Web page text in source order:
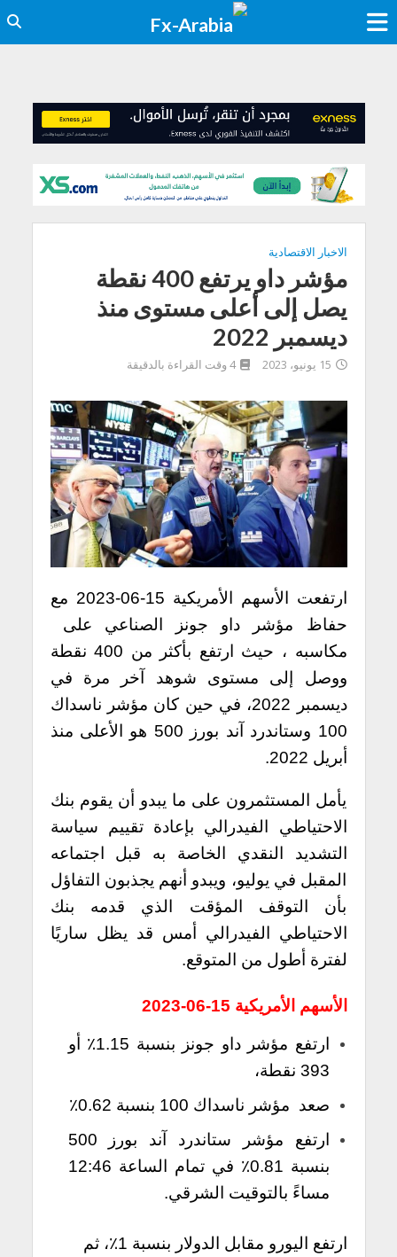
الاخبار الاقتصادية
مؤشر داو يرتفع 400 نقطة
يصل إلى أعلى مستوى منذ
ديسمبر 2022
15 يونيو، 2023 4 وقت القراءة بالدقيقة
ارتفعت الأسهم الأمريكية 15-06-2023 مع
حفاظ مؤشر داو جونز الصناعي على
مكاسبه ، حيث ارتفع بأكثر من 400 نقطة
ووصل إلى مستوى شوهد آخر مرة في
ديسمبر 2022، في حين كان مؤشر ناسداك
100 وستاندرد آند بورز 500 هو الأعلى منذ
أبريل 2022.
يأمل المستثمرون على ما يبدو أن يقوم بنك
الاحتياطي الفيدرالي بإعادة تقييم سياسة
التشديد النقدي الخاصة به قبل اجتماعه
المقبل في يوليو، ويبدو أنهم يجذبون التفاؤل
بأن التوقف المؤقت الذي قدمه بنك
الاحتياطي الفيدرالي أمس قد يظل ساريًا
لفترة أطول من المتوقع.
الأسهم الأمريكية 15-06-2023
ارتفع مؤشر داو جونز بنسبة 1.15٪ أو
393 نقطة،
صعد مؤشر ناسداك 100 بنسبة 0.62٪
ارتفع مؤشر ستاندرد آند بورز 500
بنسبة 0.81٪ في تمام الساعة 12:46
مساءً بالتوقيت الشرقي.
ارتفع اليورو مقابل الدولار بنسبة 1٪، ثم